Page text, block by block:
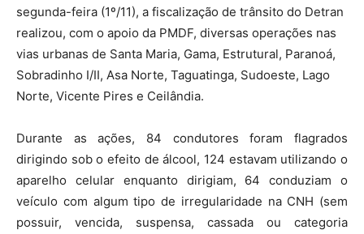
segunda-feira (1º/11), a fiscalização de trânsito do Detran
realizou, com o apoio da PMDF, diversas operações nas
vias urbanas de Santa Maria, Gama, Estrutural, Paranoá,
Sobradinho I/II, Asa Norte, Taguatinga, Sudoeste, Lago
Norte, Vicente Pires e Ceilândia.
Durante as ações, 84 condutores foram flagrados
dirigindo sob o efeito de álcool, 124 estavam utilizando o
aparelho celular enquanto dirigiam, 64 conduziam o
veículo com algum tipo de irregularidade na CNH (sem
possuir, vencida, suspensa, cassada ou categoria